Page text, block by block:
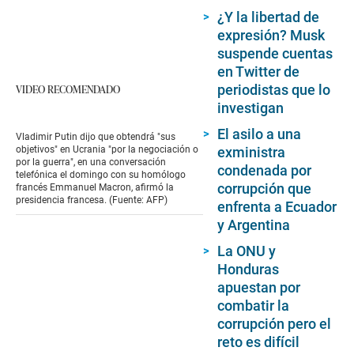
VIDEO RECOMENDADO
Vladimir Putin dijo que obtendrá "sus
objetivos" en Ucrania "por la negociación o
por la guerra", en una conversación
telefónica el domingo con su homólogo
francés Emmanuel Macron, afirmó la
presidencia francesa. (Fuente: AFP)
¿Y la libertad de
expresión? Musk
suspende cuentas
en Twitter de
periodistas que lo
investigan
El asilo a una
exministra
condenada por
corrupción que
enfrenta a Ecuador
y Argentina
La ONU y
Honduras
apuestan por
combatir la
corrupción pero el
reto es difícil